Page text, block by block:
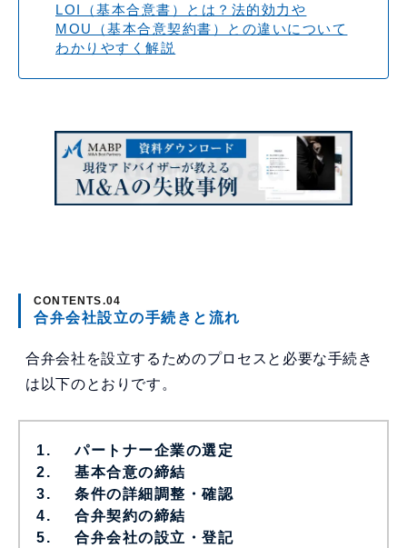
LOI（基本合意書）とは？法的効力や
MOU（基本合意契約書）との違いについて
わかりやすく解説
合弁会社設立の手続きと流れ
合弁会社を設立するためのプロセスと必要な手続き
は以下のとおりです。
パートナー企業の選定
基本合意の締結
条件の詳細調整・確認
合弁契約の締結
合弁会社の設立・登記